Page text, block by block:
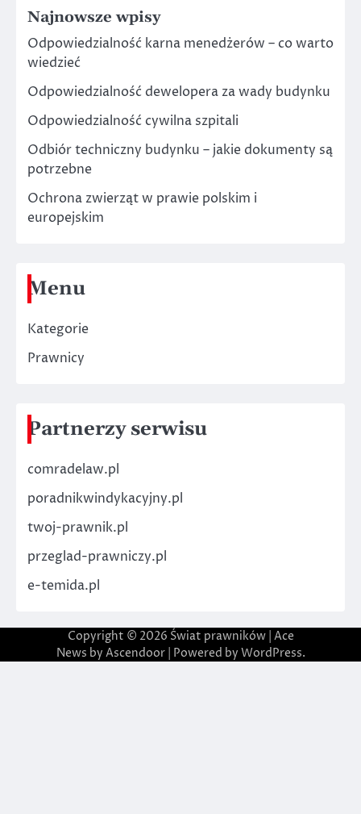
Najnowsze wpisy
Odpowiedzialność karna menedżerów – co warto
wiedzieć
Odpowiedzialność dewelopera za wady budynku
Odpowiedzialność cywilna szpitali
Odbiór techniczny budynku – jakie dokumenty są
potrzebne
Ochrona zwierząt w prawie polskim i
europejskim
Menu
Kategorie
Prawnicy
Partnerzy serwisu
comradelaw.pl
poradnikwindykacyjny.pl
twoj-prawnik.pl
przeglad-prawniczy.pl
e-temida.pl
Copyright © 2026 Świat prawników| Ace
News by Ascendoor| Powered by WordPress.